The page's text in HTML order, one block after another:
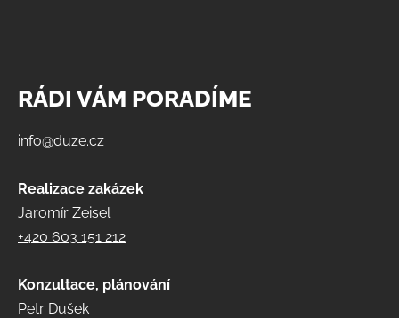
RÁDI VÁM PORADÍME
info@duze.cz
Realizace zakázek
Jaromír Zeisel
+420 603 151 212
Konzultace, plánování
Petr Dušek